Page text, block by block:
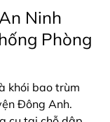
Ninh
Phòng
khói bao trùm
Đông Anh.